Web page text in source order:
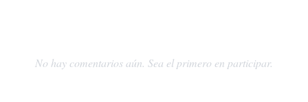
No hay comentarios aún. Sea el primero en participar.